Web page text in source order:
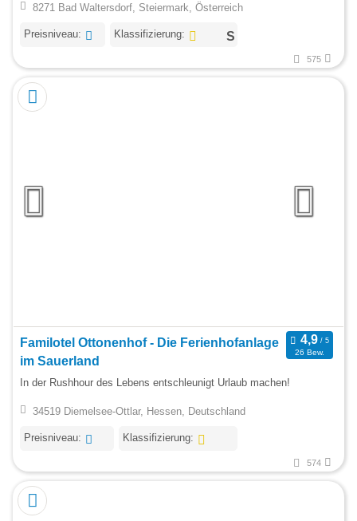
8271 Bad Waltersdorf, Steiermark, Österreich
Preisniveau: Klassifizierung:
575
Familotel Ottonenhof - Die Ferienhofanlage
im Sauerland
26 Bew.
In der Rushhour des Lebens entschleunigt Urlaub machen!
34519 Diemelsee-Ottlar, Hessen, Deutschland
Preisniveau: Klassifizierung:
574